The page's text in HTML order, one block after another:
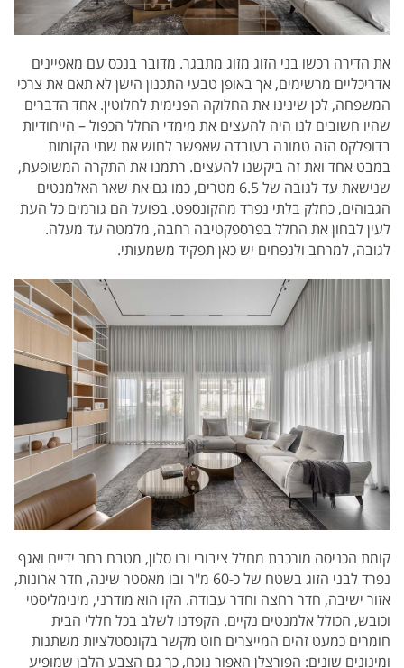
את הדירה רכשו בני הזוג מזוג מתבגר. מדובר בנכס עם מאפיינים
אדריכליים מרשימים, אך באופן טבעי התכנון הישן לא תאם את צרכי
המשפחה, לכן שינינו את החלוקה הפנימית לחלוטין. אחד הדברים
שהיו חשובים לנו היה להעצים את מימדי החלל הכפול – הייחודיות
בדופלקס הזה טמונה בעובדה שאפשר לחוש את שתי הקומות
במבט אחד ואת זה ביקשנו להעצים. רתמנו את התקרה המשופעת,
שנישאת עד לגובה של 6.5 מטרים, כמו גם את שאר האלמנטים
הגבוהים, כחלק בלתי נפרד מהקונספט. בפועל הם גורמים כל העת
לעין לבחון את החלל בפרספקטיבה רחבה, מלמטה עד מעלה.
לגובה, למרחב ולנפחים יש כאן תפקיד משמעותי.
קומת הכניסה מורכבת מחלל ציבורי ובו סלון, מטבח רחב ידיים ואגף
נפרד לבני הזוג בשטח של כ-60 מ"ר ובו מאסטר שינה, חדר ארונות,
אזור ישיבה, חדר רחצה וחדר עבודה. הקו הוא מודרני, מינימליסטי
וכובש, הכולל אלמנטים נקיים. הקפדנו לשלב בכל חללי הבית
חומרים כמעט זהים המייצרים חוט מקשר בקונסטלציות משתנות
ומינונים שונים: הפורצלן האפור נוכח, כך גם הצבע הלבן שמופיע